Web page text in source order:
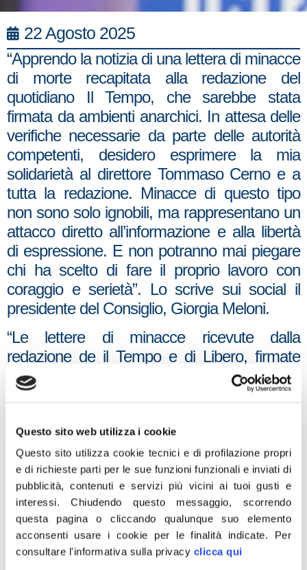
Questo sito web utilizza i cookie
Questo sito utilizza cookie tecnici e di profilazione propri
e di richieste parti per le sue funzioni funzionali e inviati di
pubblicità, contenuti e servizi più vicini ai tuoi gusti e
interessi.Chiudendo questo messaggio, scorrendo
questa pagina o cliccando qualunque suo elemento
acconsenti usare i cookie per le finalità indicate. Per
consultare l'informativa sulla privacy clicca qui
22 Agosto 2025
“Apprendo la notizia di una lettera di minacce
di morte recapitata alla redazione del
quotidiano Il Tempo, che sarebbe stata
firmata da ambienti anarchici. In attesa delle
verifiche necessarie da parte delle autorità
competenti, desidero esprimere la mia
solidarietà al direttore Tommaso Cerno e a
tutta la redazione. Minacce di questo tipo
non sono solo ignobili, ma rappresentano un
attacco diretto all’informazione e alla libertà
di espressione. E non potranno mai piegare
chi ha scelto di fare il proprio lavoro con
coraggio e serietà”. Lo scrive sui social il
presidente del Consiglio, Giorgia Meloni.
“Le lettere di minacce ricevute dalla
redazione de il Tempo e di Libero, firmate
dagli anarchici, rappresentano un fatto
gravissimo che richiama periodi bui della
forte condanna da parte di tutte le forze
politiche. Solidarietà ai direttori Tommaso
Cerno e Daniele Capezzone e alle loro
redazioni per questo vile gesto”, aggiunge il
presidente dei senatori di Fratelli d’Italia,
Lucio Malan.
“Chi pensa di poter intimidire giornalisti,